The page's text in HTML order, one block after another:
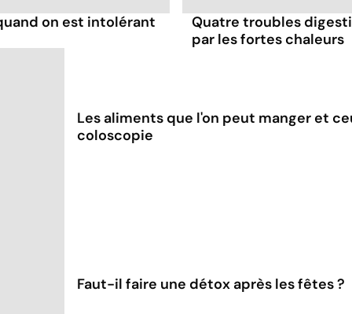
on est intolérant
Quatre troubles
par les fortes chaleurs
Les aliments que l'on peut manger et
coloscopie
Faut-il faire une détox après les fêtes ?